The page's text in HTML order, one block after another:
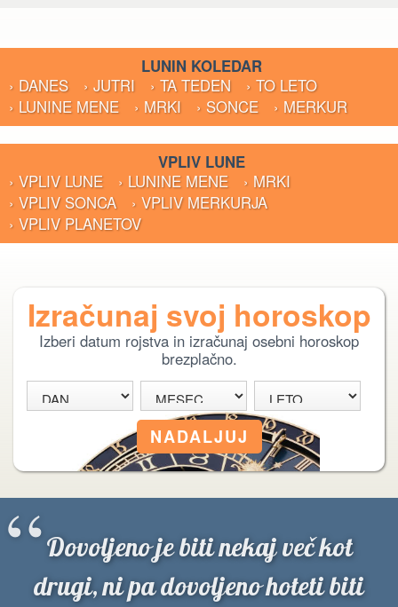
LUNIN KOLEDAR
› DANES
› JUTRI › TA TEDEN
› TO LETO
› LUNINE MENE
› MRKI › SONCE › MERKUR
VPLIV LUNE
› VPLIV LUNE
› LUNINE MENE
› MRKI
› VPLIV SONCA
› VPLIV MERKURJA
› VPLIV PLANETOV
Izračunaj svoj horoskop
Izberi datum rojstva in izračunaj osebni horoskop
brezplačno.
Dovoljeno je biti nekaj več kot
drugi, ni pa dovoljeno hoteti biti
“